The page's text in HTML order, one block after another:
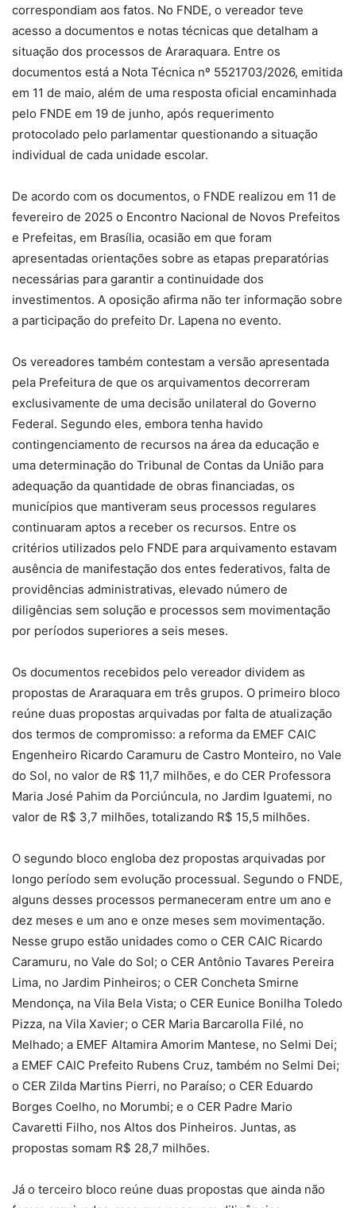
correspondiam aos fatos. No FNDE, o vereador teve
acesso a documentos e notas técnicas que detalham a
situação dos processos de Araraquara. Entre os
documentos está a Nota Técnica nº 5521703/2026, emitida
em 11 de maio, além de uma resposta oficial encaminhada
pelo FNDE em 19 de junho, após requerimento
protocolado pelo parlamentar questionando a situação
individual de cada unidade escolar.
De acordo com os documentos, o FNDE realizou em 11 de
fevereiro de 2025 o Encontro Nacional de Novos Prefeitos
e Prefeitas, em Brasília, ocasião em que foram
apresentadas orientações sobre as etapas preparatórias
necessárias para garantir a continuidade dos
investimentos. A oposição afirma não ter informação sobre
a participação do prefeito Dr. Lapena no evento.
Os vereadores também contestam a versão apresentada
pela Prefeitura de que os arquivamentos decorreram
exclusivamente de uma decisão unilateral do Governo
Federal. Segundo eles, embora tenha havido
contingenciamento de recursos na área da educação e
uma determinação do Tribunal de Contas da União para
adequação da quantidade de obras financiadas, os
municípios que mantiveram seus processos regulares
continuaram aptos a receber os recursos. Entre os
critérios utilizados pelo FNDE para arquivamento estavam
ausência de manifestação dos entes federativos, falta de
providências administrativas, elevado número de
diligências sem solução e processos sem movimentação
por períodos superiores a seis meses.
Os documentos recebidos pelo vereador dividem as
propostas de Araraquara em três grupos. O primeiro bloco
reúne duas propostas arquivadas por falta de atualização
dos termos de compromisso: a reforma da EMEF CAIC
Engenheiro Ricardo Caramuru de Castro Monteiro, no Vale
do Sol, no valor de R$ 11,7 milhões, e do CER Professora
Maria José Pahim da Porciúncula, no Jardim Iguatemi, no
valor de R$ 3,7 milhões, totalizando R$ 15,5 milhões.
O segundo bloco engloba dez propostas arquivadas por
longo período sem evolução processual. Segundo o FNDE,
alguns desses processos permaneceram entre um ano e
dez meses e um ano e onze meses sem movimentação.
Nesse grupo estão unidades como o CER CAIC Ricardo
Caramuru, no Vale do Sol; o CER Antônio Tavares Pereira
Lima, no Jardim Pinheiros; o CER Concheta Smirne
Mendonça, na Vila Bela Vista; o CER Eunice Bonilha Toledo
Pizza, na Vila Xavier; o CER Maria Barcarolla Filé, no
Melhado; a EMEF Altamira Amorim Mantese, no Selmi Dei;
a EMEF CAIC Prefeito Rubens Cruz, também no Selmi Dei;
o CER Zilda Martins Pierri, no Paraíso; o CER Eduardo
Borges Coelho, no Morumbi; e o CER Padre Mario
Cavaretti Filho, nos Altos dos Pinheiros. Juntas, as
propostas somam R$ 28,7 milhões.
Já o terceiro bloco reúne duas propostas que ainda não